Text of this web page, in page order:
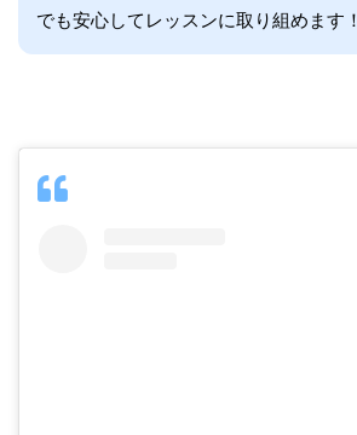
でも安心してレッスンに取り組めます！